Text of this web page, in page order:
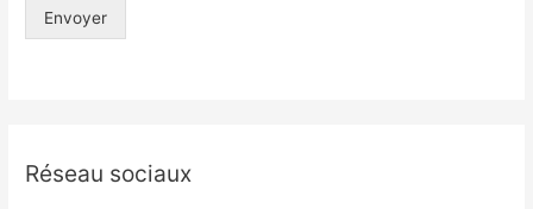
Envoyer
Réseau sociaux